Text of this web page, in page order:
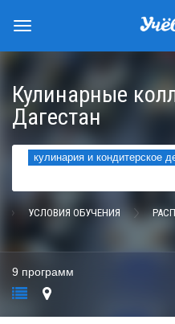
Кулинарные
Дагестан
кулинария и кондитерское
УСЛОВИЯ ОБУЧЕНИЯ
9 программ